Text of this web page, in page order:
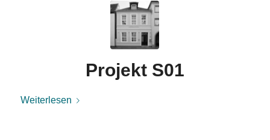
Projekt S01
Weiterlesen